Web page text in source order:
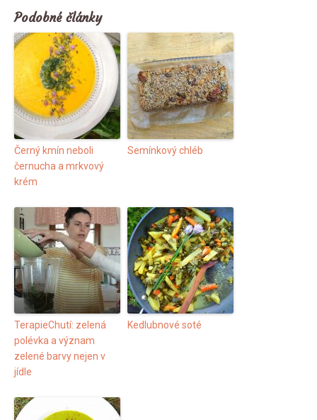
Podobné články
Černý kmín neboli
černucha a mrkvový
krém
Semínkový chléb
TerapieChutí: zelená
polévka a význam
zelené barvy nejen v
jídle
Kedlubnové soté